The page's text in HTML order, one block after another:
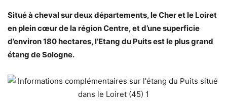
Situé à cheval sur deux départements, le Cher et le Loiret
en plein cœur de la région Centre, et d’une superficie
d’environ 180 hectares, l’Etang du Puits est le plus grand
étang de Sologne.